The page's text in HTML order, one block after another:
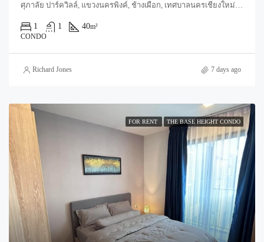
ศุภาลัย ปาร์ควิลล์, แขวงนครพิงค์, ช้างเผือก, เทศบาลนครเชียงใหม่, สันผีเสื้อ, อำเภอเมืองเชียงใหม่, จังหวัดเชียงใหม่, 50300, ประเทศไทย, Chiang Mai, Mueang Chiang Mai, Chang Phueak
1 1 40m²
CONDO
Richard Jones 7 days ago
FOR RENT THE BASE HEIGHT CONDO